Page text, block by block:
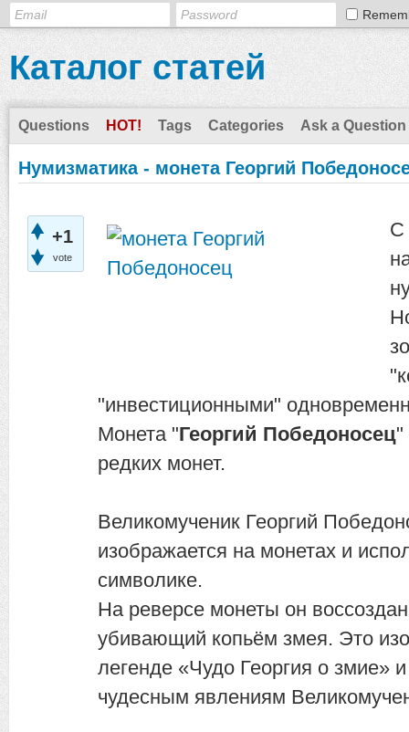
Каталог статей
Questions HOT! Tags Categories Ask a Question
Нумизматика - монета Георгий
+1
vote
С
"инвестиционными"
Монета "Георгий Победоносец"
редких монет.
Великомученик Георгий
изображается на монетах и
символике.
На реверсе монеты он
убивающий копьём змея. Это
легенде «Чудо Георгия о змие»
чудесным явлениям